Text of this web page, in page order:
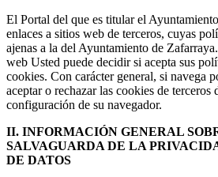
El Portal del que es titular el
enlaces a sitios web de terceros, cuyas
ajenas a la del Ayuntamiento de
web Usted puede decidir si acepta sus
cookies. Con carácter general, si navega
aceptar o rechazar las cookies de terceros
configuración de su navegador.
II. INFORMACIÓN GENERAL
SALVAGUARDA DE LA
DE DATOS